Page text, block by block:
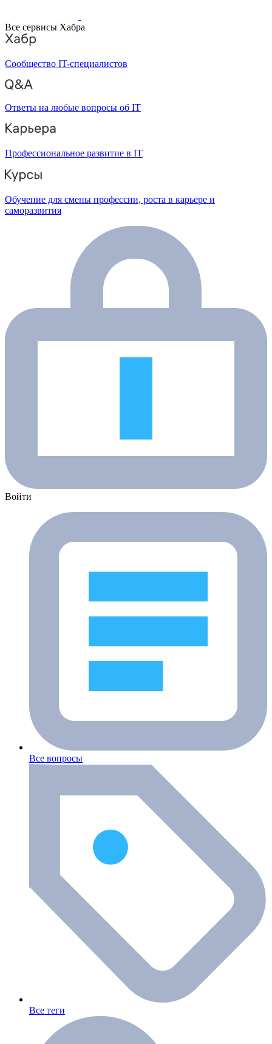
Все сервисы Хабра
Сообщество IT-специалистов
Ответы на любые вопросы об IT
Профессиональное развитие в IT
Обучение для смены профессии, роста в карьере и
саморазвития
Войти
Все вопросы
Все теги